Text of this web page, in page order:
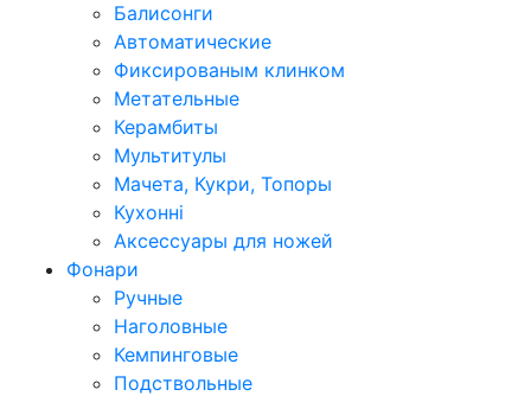
Балисонги
Автоматические
Фиксированым клинком
Метательные
Керамбиты
Мультитулы
Мачета, Кукри, Топоры
Кухонні
Аксессуары для ножей
Фонари
Ручные
Наголовные
Кемпинговые
Подствольные